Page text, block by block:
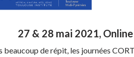
27 & 28 mai 2021, Online
beaucoup de répit, les journées